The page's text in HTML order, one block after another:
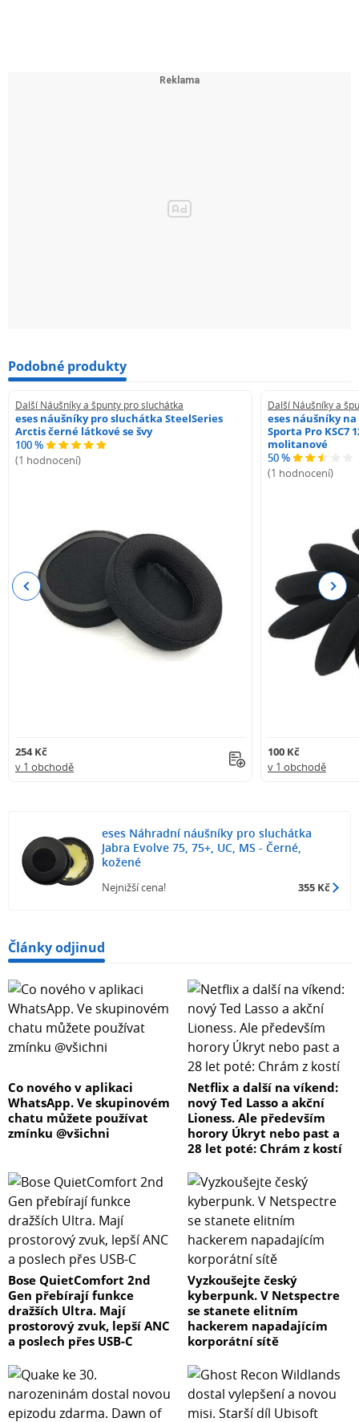
Podobné produkty
Další Náušníky a špunty pro sluchátka
eses náušníky pro sluchátka SteelSeries
Arctis černé látkové se švy
100 %
(1 hodnocení)
254 Kč
v 1 obchodě
Další Náušníky a
eses náušníky
Sporta Pro KSC7
molitanové
50 %
(1 hodnocení)
100 Kč
v 1 obchodě
Previous Next
eses Náhradní náušníky pro sluchátka
Jabra Evolve 75, 75+, UC, MS - Černé,
kožené
Nejnižší cena! 355 Kč
Články odjinud
Co nového v aplikaci
WhatsApp. Ve skupinovém
chatu můžete používat
zmínku @všichni
Netflix a další na víkend:
nový Ted Lasso a akční
Lioness. Ale především
horory Úkryt nebo past a
28 let poté: Chrám z kostí
Bose QuietComfort 2nd
Gen přebírají funkce
dražších Ultra. Mají
prostorový zvuk, lepší ANC
a poslech přes USB-C
Vyzkoušejte český
kyberpunk. V Netspectre
se stanete elitním
hackerem napadajícím
korporátní sítě